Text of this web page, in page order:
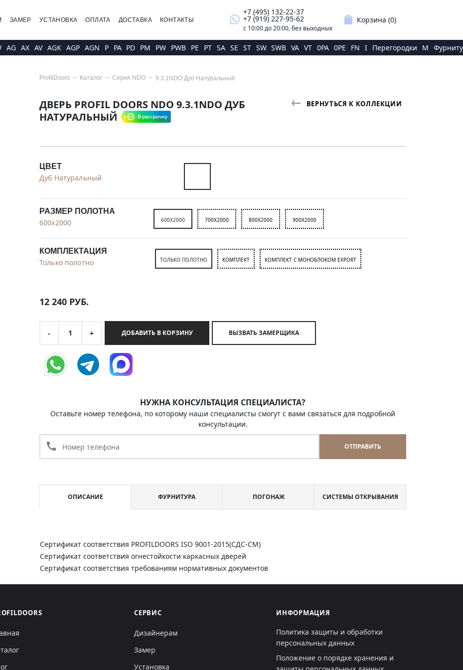
ЗАМЕР УСТАНОВКА ОПЛАТА ДОСТАВКА КОНТАКТЫ whatsapp
+7 (495) 132-22-37
+7 (919) 227-95-62
с 10:00 до 20:00, без выходных
shopping_bag Корзина (0)
AG AX AV AGK AGP AGN P PA PD PM PW PWB PE PT SA SE ST SW SWB VA VT 0PA 0PE FN I Перегородки M
ProfilDoors Каталог Серия NDO 9.3.1NDO Дуб Натуральный
ДВЕРЬ PROFIL DOORS NDO 9.3.1NDO ДУБ
НАТУРАЛЬНЫЙ
ВЕРНУТЬСЯ К КОЛЛЕКЦИИ
ЦВЕТ
Дуб Натуральный
РАЗМЕР ПОЛОТНА
600x2000 600X2000 700X2000 800X2000 900X2000
КОМПЛЕКТАЦИЯ
Только полотно ТОЛЬКО ПОЛОТНО КОМПЛЕКТ КОМПЛЕКТ С МОНОБЛОКОМ EXPORT
12 240 РУБ.
- 1 + ДОБАВИТЬ В КОРЗИНУ ВЫЗВАТЬ ЗАМЕРЩИКА
НУЖНА КОНСУЛЬТАЦИЯ СПЕЦИАЛИСТА?
Оставьте номер телефона, по которому наши специалисты смогут с вами связаться для подробной
консультации.
call ОТПРАВИТЬ
ОПИСАНИЕ ФУРНИТУРА ПОГОНАЖ СИСТЕМЫ ОТКРЫВАНИЯ
Сертификат соответствия PROFILDOORS ISO 9001-2015(СДС-СМ)
Сертификат соответствия огнестойкости каркасных дверей
Сертификат соответствия требованиям нормативных документов
СЕРВИС
Дизайнерам
Замер
Установка
ИНФОРМАЦИЯ
Политика защиты и обработки
персональных данных
Положение о порядке хранения и